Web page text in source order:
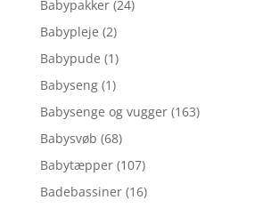
Babypakker (24)
Babypleje (2)
Babypude (1)
Babyseng (1)
Babysenge og vugger (163)
Babysvøb (68)
Babytæpper (107)
Badebassiner (16)